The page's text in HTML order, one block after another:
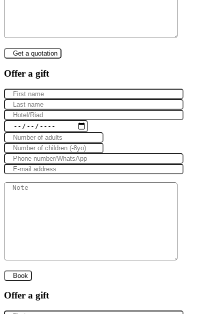
Offer a gift
Offer a gift